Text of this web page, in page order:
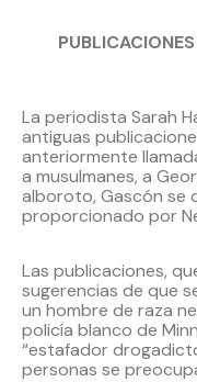
La periodista Sarah
antiguas
anteriormente
a musulmanes, a
alboroto, Gascón se
proporcionado por
Las publicaciones,
sugerencias de que
un hombre de raza
policía blanco de
“estafador
personas se